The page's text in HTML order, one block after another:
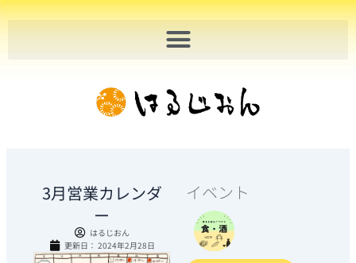
内
容
3月営業カレンダ
ー
はるじおん
更新日： 2024年2月28日
イベント